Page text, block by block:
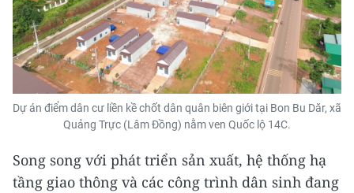
Dự án điểm dân cư liền kề chốt dân quân biên giới tại Bon Bu Dăr, xã
Quảng Trực (Lâm Đồng) nằm ven Quốc lộ 14C.
Song song với phát triển sản xuất, hệ thống hạ
tầng giao thông và các công trình dân sinh đang